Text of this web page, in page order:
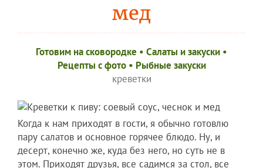
мед
Готовим на сковородке • Салаты и закуски •
Рецепты c фото• Рыбные закуски
креветки
Когда к нам приходят в гости, я обычно готовлю
пару салатов и основное горячее блюдо. Ну, и
десерт, конечно же, куда без него, но суть не в
этом. Приходят друзья, все садимся за стол, все